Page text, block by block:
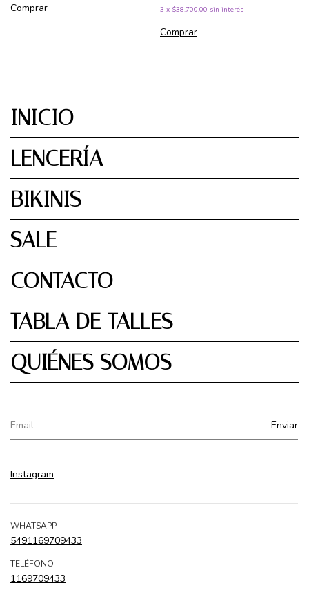
Comprar 3 x $38.700,00 sin interés
Comprar
INICIO
LENCERÍA
BIKINIS
SALE
CONTACTO
TABLA DE TALLES
QUIÉNES SOMOS
Instagram
WHATSAPP
5491169709433
TELÉFONO
1169709433